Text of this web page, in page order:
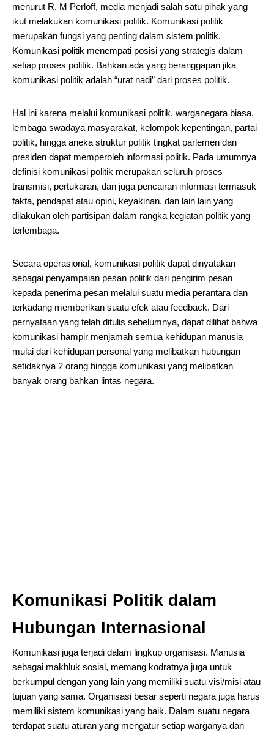
menurut R. M Perloff, media menjadi salah satu pihak yang
ikut melakukan komunikasi politik. Komunikasi politik
merupakan fungsi yang penting dalam sistem politik.
Komunikasi politik menempati posisi yang strategis dalam
setiap proses politik. Bahkan ada yang beranggapan jika
komunikasi politik adalah “urat nadi” dari proses politik.
Hal ini karena melalui komunikasi politik, warganegara biasa,
lembaga swadaya masyarakat, kelompok kepentingan, partai
politik, hingga aneka struktur politik tingkat parlemen dan
presiden dapat memperoleh informasi politik. Pada umumnya
definisi komunikasi politik merupakan seluruh proses
transmisi, pertukaran, dan juga pencairan informasi termasuk
fakta, pendapat atau opini, keyakinan, dan lain lain yang
dilakukan oleh partisipan dalam rangka kegiatan politik yang
terlembaga.
Secara operasional, komunikasi politik dapat dinyatakan
sebagai penyampaian pesan politik dari pengirim pesan
kepada penerima pesan melalui suatu media perantara dan
terkadang memberikan suatu efek atau feedback. Dari
pernyataan yang telah ditulis sebelumnya, dapat dilihat bahwa
komunikasi hampir menjamah semua kehidupan manusia
mulai dari kehidupan personal yang melibatkan hubungan
setidaknya 2 orang hingga komunikasi yang melibatkan
banyak orang bahkan lintas negara.
Komunikasi Politik dalam
Hubungan Internasional
Komunikasi juga terjadi dalam lingkup organisasi. Manusia
sebagai makhluk sosial, memang kodratnya juga untuk
berkumpul dengan yang lain yang memiliki suatu visi/misi atau
tujuan yang sama. Organisasi besar seperti negara juga harus
memiliki sistem komunikasi yang baik. Dalam suatu negara
terdapat suatu aturan yang mengatur setiap warganya dan